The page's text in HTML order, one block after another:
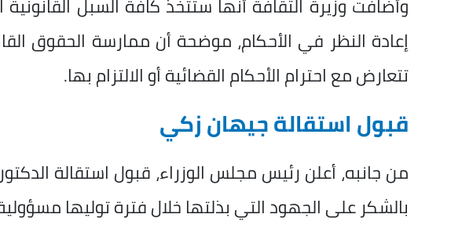
إعادة النظر في الأحكام، موضحة أن ممارسة الحقوق
تتعارض مع احترام الأحكام القضائية أو الالتزام بها.
قبول استقالة جيهان زكي
من جانبه، أعلن رئيس مجلس الوزراء، قبول استقالة
بالشكر على الجهود التي بذلتها خلال فترة توليها